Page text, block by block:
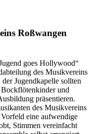
Roßwangen
goes Hollywood“
des Musikvereins
Jugendkapelle sollten
Bockflötenkinder und
präsentieren.
des Musikvereins
eine aufwendige
Stimmen vereinfacht